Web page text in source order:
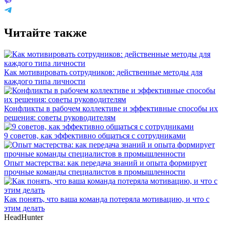
Читайте также
Как мотивировать сотрудников: действенные методы для
каждого типа личности
Конфликты в рабочем коллективе и эффективные способы их
решения: советы руководителям
9 советов, как эффективно общаться с сотрудниками
Опыт мастерства: как передача знаний и опыта формирует
прочные команды специалистов в промышленности
Как понять, что ваша команда потеряла мотивацию, и что с
этим делать
HeadHunter